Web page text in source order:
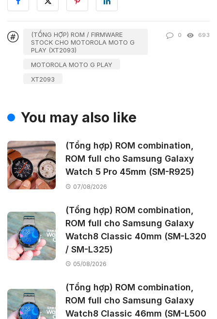
(TỔNG HỢP) ROM / FIRMWARE
STOCK CHO MOTOROLA MOTO G
PLAY (XT2093)
MOTOROLA MOTO G PLAY
XT2093
0 693
You may also like
(Tổng hợp) ROM combination,
ROM full cho Samsung Galaxy
Watch 5 Pro 45mm (SM-R925)
07/08/2026
(Tổng hợp) ROM combination,
ROM full cho Samsung Galaxy
Watch8 Classic 40mm (SM-L320
/ SM-L325)
05/08/2026
(Tổng hợp) ROM combination,
ROM full cho Samsung Galaxy
Watch8 Classic 46mm (SM-L500